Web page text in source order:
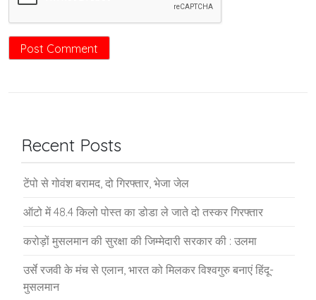
Recent Posts
टेंपो से गोवंश बरामद, दो गिरफ्तार, भेजा जेल
ऑटो में 48.4 किलो पोस्त का डोडा ले जाते दो तस्कर गिरफ्तार
करोड़ों मुसलमान की सुरक्षा की जिम्मेदारी सरकार की : उलमा
उर्से रजवी के मंच से एलान, भारत को मिलकर विश्वगुरु बनाएं हिंदू-
मुसलमान